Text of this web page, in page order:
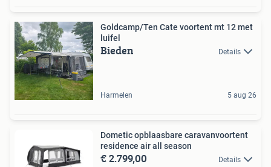
Goldcamp/Ten Cate voortent mt 12 met
luifel
Bieden Details
Harmelen 5 aug 26
Dometic opblaasbare caravanvoortent
residence air all season
€ 2.799,00 Details